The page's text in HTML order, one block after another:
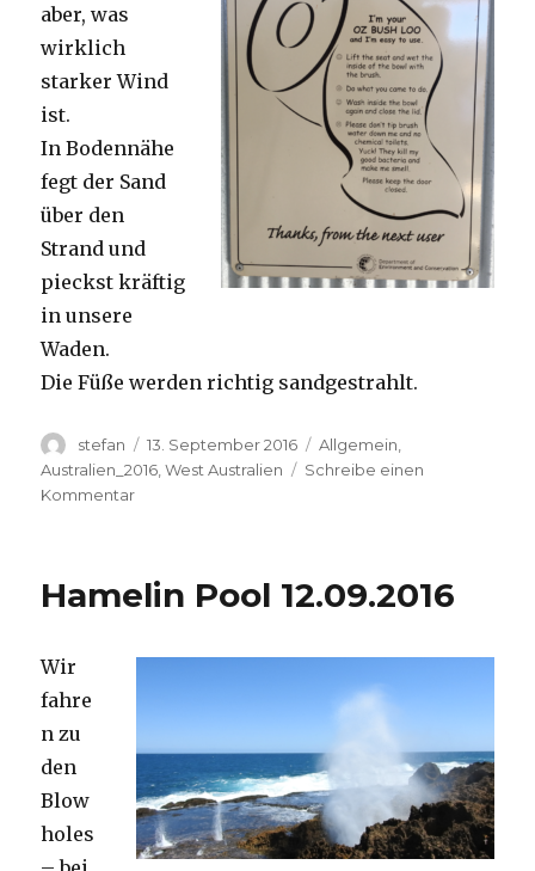
aber, was
wirklich
starker Wind
ist.
In Bodennähe
fegt der Sand
über den
Strand und
pieckst kräftig
in unsere
Waden.
Die Füße werden richtig sandgestrahlt.
Autor
stefan
Veröffentlicht
am
13. September 2016 Kategorien
Allgemein
Australien_2016 ,West Australien
Schreibe einen
Kommentarzu
Hamelin Pool 12.09.2016
Wir
fahre
n zu
den
Blow
holes